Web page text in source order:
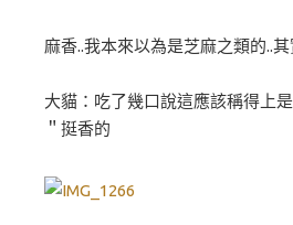
麻香..我本來以為是芝麻之類的..
大貓：吃了幾口說這應該稱得上
＂挺香的